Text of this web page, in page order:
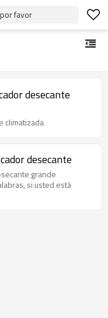
favor
desecante
climatizada
desecante
grande
si usted está